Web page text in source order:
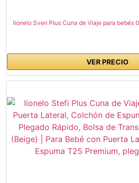
lionelo Sven Plus Cuna de Viaje para bebés
VER PRECIO